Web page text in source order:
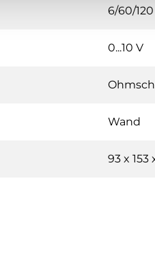
6/60/
0...10 V
Wand
93 x